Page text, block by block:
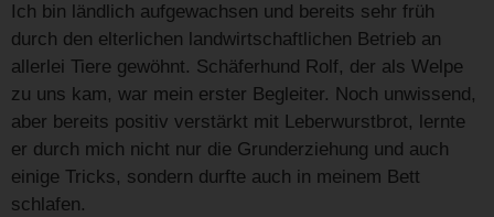
Ich bin ländlich aufgewachsen und bereits sehr früh
durch den elterlichen landwirtschaftlichen Betrieb an
allerlei Tiere gewöhnt. Schäferhund Rolf, der als Welpe
zu uns kam, war mein erster Begleiter. Noch unwissend,
aber bereits positiv verstärkt mit Leberwurstbrot, lernte
er durch mich nicht nur die Grunderziehung und auch
einige Tricks, sondern durfte auch in meinem Bett
schlafen.